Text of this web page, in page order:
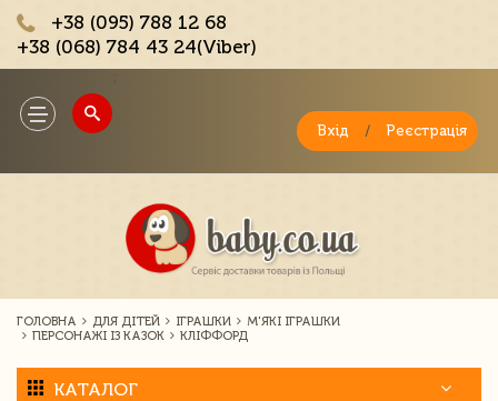
+38 (095) 788 12 68
+38 (068) 784 43 24(Viber)
Toggle
navigation
Вхід / Реєстрація
ГОЛОВНА ДЛЯ ДІТЕЙ ІГРАШКИ
М'ЯКІ ІГРАШКИ
ПЕРСОНАЖІ ІЗ КАЗОК
КЛІФФОРД
КАТАЛОГ